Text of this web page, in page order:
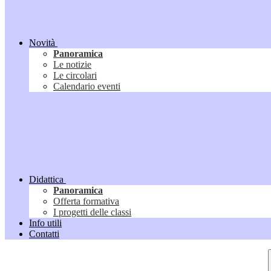
Novità
Panoramica
Le notizie
Le circolari
Calendario eventi
Didattica
Panoramica
Offerta formativa
I progetti delle classi
Info utili
Contatti